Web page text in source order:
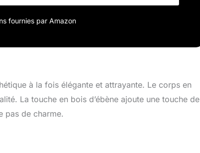
une sangle de guitare, un capodastre de
guitare en cadeau.
fournies par Amazon
à la fois élégante et attrayante. Le corps en
La touche en bois d’ébène ajoute une touche de
pas de charme.